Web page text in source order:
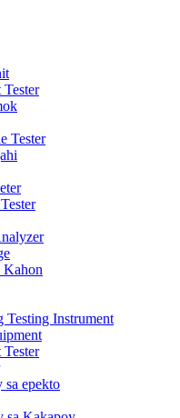
Tester
Kahon
Testing Instrument
sa epekto